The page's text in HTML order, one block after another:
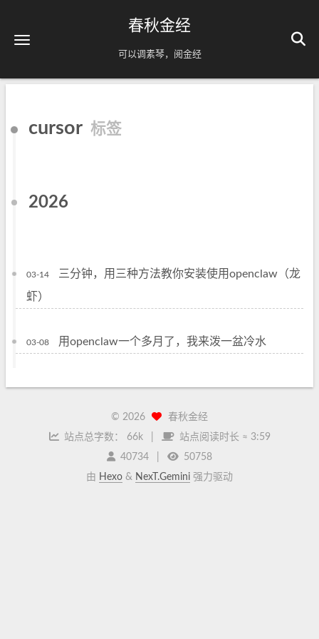
春秋金经
可以调素琴，阅金经
cursor 标签
2026
03-14
三分钟，用三种方法教你安装使用openclaw（龙
虾）
03-08 用openclaw一个多月了，我来泼一盆冷水
© 2026
春秋金经
站点总字数：
66k 站点阅读时长 ≈ 3:59
40734
50758
由 Hexo & NexT.Gemini 强力驱动